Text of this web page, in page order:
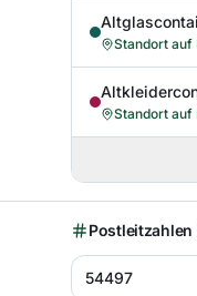
Standort auf
Standort auf
Postleitzahlen
54497